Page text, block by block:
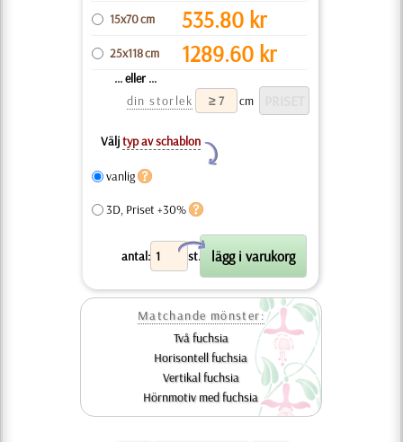
15x70 cm 535.80 kr
25x118 cm 1289.60 kr
... eller ...
din storlek
cm
Väljtyp av schablon
Y
vanlig
3D, Priset +30%
antal: st.
X
Matchande mönster:
Två fuchsia
Horisontell fuchsia
Vertikal fuchsia
Hörnmotiv med fuchsia